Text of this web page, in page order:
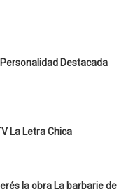
Destacada
La Letra Chica
la obra La barbarie de